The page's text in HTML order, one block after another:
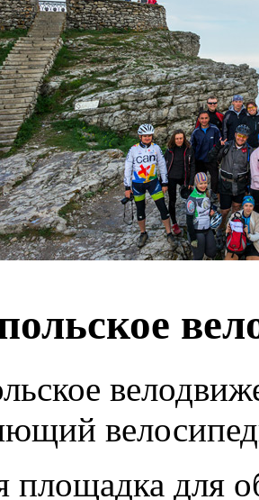
площадка для